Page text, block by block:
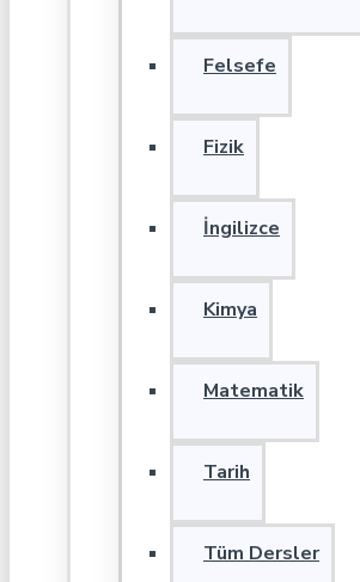
Felsefe
Fizik
İngilizce
Kimya
Matematik
Tarih
Tüm Dersler